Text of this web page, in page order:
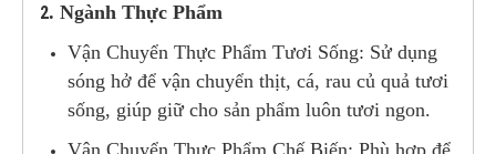
2. Ngành Thực Phẩm
Vận Chuyển Thực Phẩm Tươi Sống: Sử dụng
sóng hở để vận chuyển thịt, cá, rau củ quả tươi
sống, giúp giữ cho sản phẩm luôn tươi ngon.